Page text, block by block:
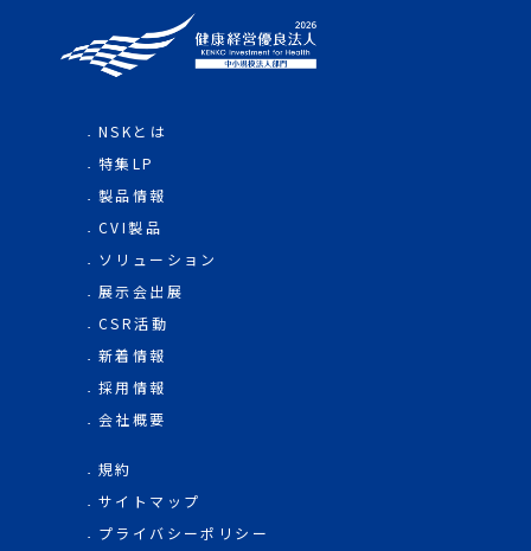
NSKとは
特集LP
製品情報
CVI製品
ソリューション
展示会出展
CSR活動
新着情報
採用情報
会社概要
規約
サイトマップ
プライバシーポリシー